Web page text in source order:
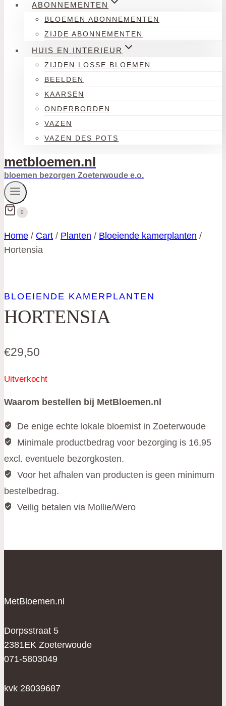
ABONNEMENTEN
BLOEMEN ABONNEMENTEN
ZIJDE ABONNEMENTEN
HUIS EN INTERIEUR
ZIJDEN LOSSE BLOEMEN
BEELDEN
KAARSEN
ONDERBORDEN
VAZEN
VAZEN DES POTS
metbloemen.nl
bloemen bezorgen Zoeterwoude e.o.
0
Home / Cart / Planten / Bloeiende kamerplanten /
Hortensia
BLOEIENDE KAMERPLANTEN
HORTENSIA
€29,50
Uitverkocht
Waarom bestellen bij MetBloemen.nl
De enige echte lokale bloemist in Zoeterwoude
Minimale productbedrag voor bezorging is 16,95
excl. eventuele bezorgkosten.
Voor het afhalen van producten is geen minimum
bestelbedrag.
Veilig betalen via Mollie/Wero
MetBloemen.nl
Dorpsstraat 5
2381EK Zoeterwoude
071-5803049
kvk 28039687